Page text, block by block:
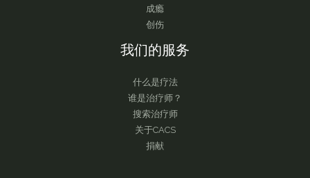
成瘾
创伤
我们的服务
什么是疗法
谁是治疗师？
搜索治疗师
关于CACS
捐献